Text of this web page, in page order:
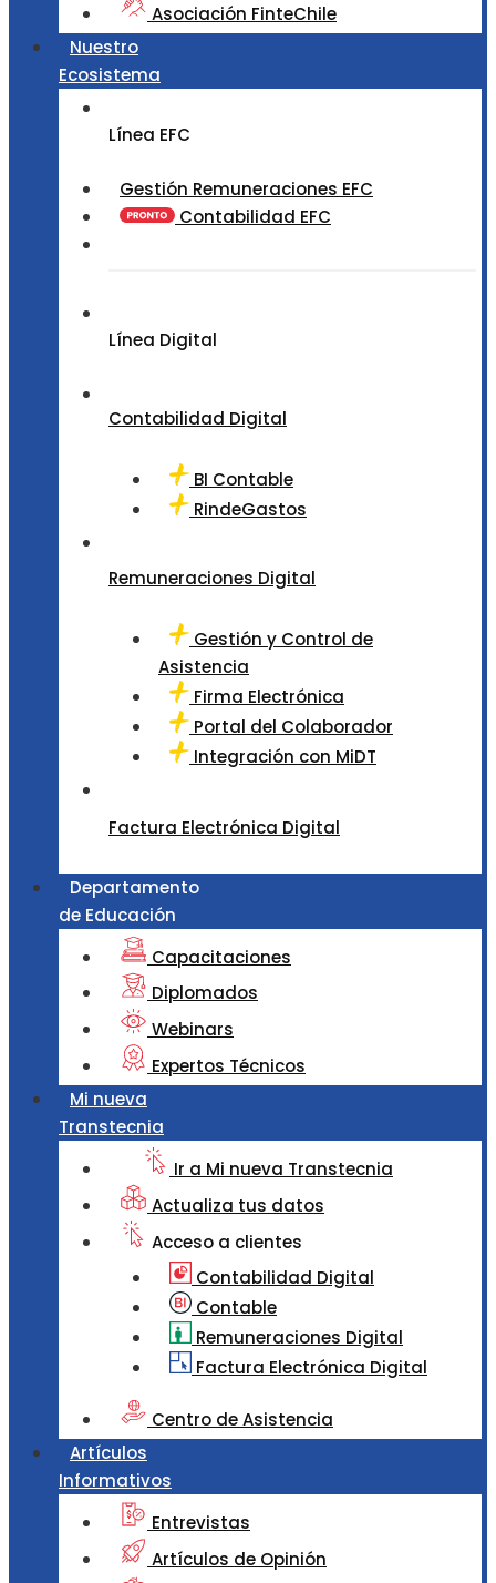
Asociación FinteChile
Nuestro
Ecosistema
Línea EFC
Gestión Remuneraciones EFC
Contabilidad EFC
Línea Digital
Contabilidad Digital
BI Contable
RindeGastos
Remuneraciones Digital
Gestión y Control de
Asistencia
Firma Electrónica
Portal del Colaborador
Integración con MiDT
Factura Electrónica Digital
Departamento
de Educación
Capacitaciones
Diplomados
Webinars
Expertos Técnicos
Mi nueva
Transtecnia
Ir a Mi nueva Transtecnia
Actualiza tus datos
Acceso a clientes
Contabilidad Digital
Contable
Remuneraciones Digital
Factura Electrónica Digital
Centro de Asistencia
Artículos
Informativos
Entrevistas
Artículos de Opinión